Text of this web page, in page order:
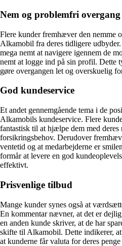
Nem og problemfri overgang
Flere kunder fremhæver den nemme
Alkamobil fra deres tidligere
mega nemt at navigere igennem de
nemt at logge ind på sin profil. Dette
gøre overgangen let og overskuelig
God kundeservice
Et andet gennemgående tema i de
Alkamobils kundeservice. Flere
fantastisk til at hjælpe dem med deres
forsikringsbehov. Derudover
ventetid og at medarbejderne er
formår at levere en god
effektivt.
Prisvenlige tilbud
Mange kunder synes også at
En kommentar nævner, at det er
en anden kunde skriver, at de har
skifte til Alkamobil. Dette indikerer,
at kunderne får valuta for deres